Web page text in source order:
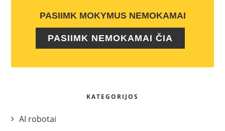
PASIIMK MOKYMUS NEMOKAMAI
PASIIMK NEMOKAMAI ČIA
KATEGORIJOS
AI robotai